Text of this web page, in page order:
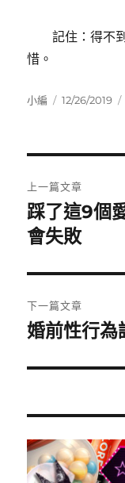
記住：得不到
惜。
作
小編
發
12/26/2019
章
導
覽
上一篇文章
上
一
文
章:
踩了這9個
會失敗
下一篇文章
下
篇
章:
婚前性行為